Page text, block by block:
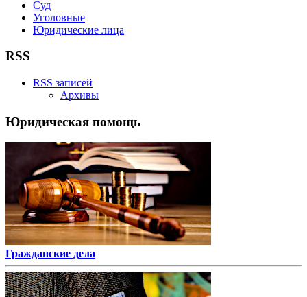
Суд
Уголовные
Юридические лица
RSS
RSS записей
Архивы
Юридическая помощь
Гражданские дела